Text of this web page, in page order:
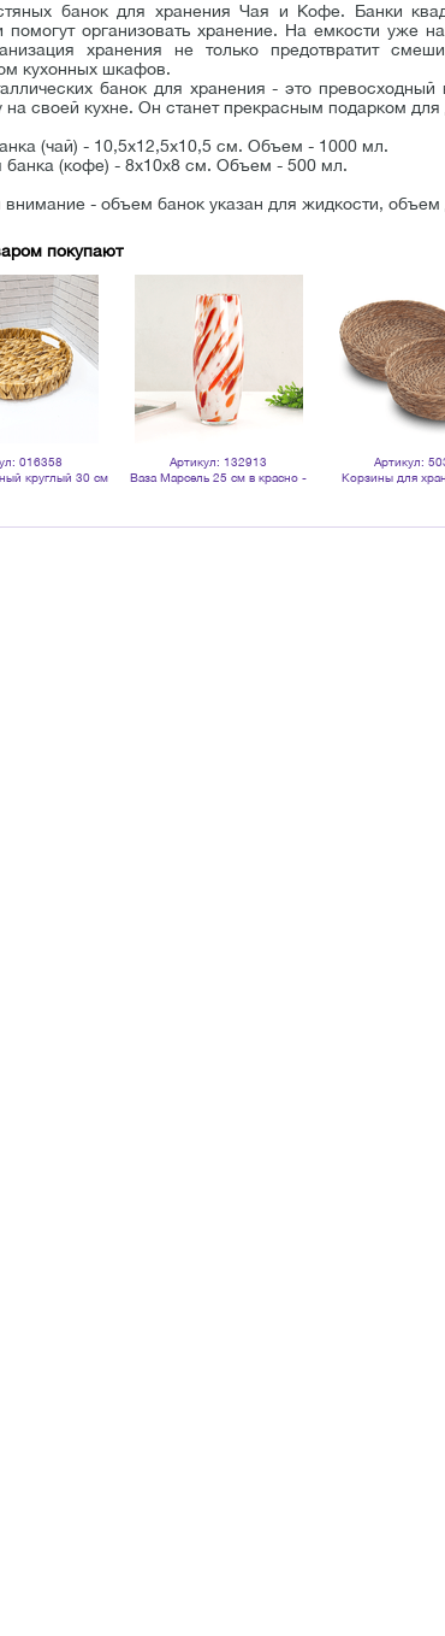
банок для хранения Чая и Кофе. Банки
помогут организовать хранение. На емкости уже
хранения не только предотвратит
кухонных шкафов.
банок для хранения - это
своей кухне. Он станет прекрасным подарком
(чай) - 10,5х12,5х10,5 см. Объем - 1000 мл.
банка (кофе) - 8х10х8 см. Объем - 500 мл.
- объем банок указан для жидкости, объем
покупают
016358
круглый 30 см
Артикул: 132913
Ваза Марсель 25 см в красно -
Артикул:
Корзины для